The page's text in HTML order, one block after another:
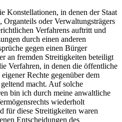
Konstellationen, in denen der Staat
Organteils oder Verwaltungsträgers
Verfahrens auftritt und
durch einen anderen
gegen einen Bürger
an fremden Streitigkeiten beteiligt
Verfahren, in denen die öffentliche
Rechte gegenüber dem
macht. Auf solche
bin ich durch meine anwaltliche
wiederholt
für diese Streitigkeiten waren
Entscheidungen des